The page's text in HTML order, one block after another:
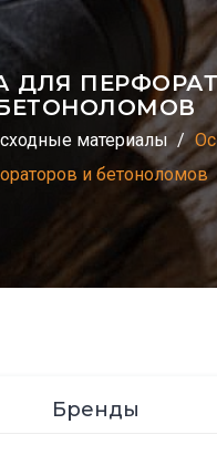
ДЛЯ
материалы
и бетоноломов
Бренды